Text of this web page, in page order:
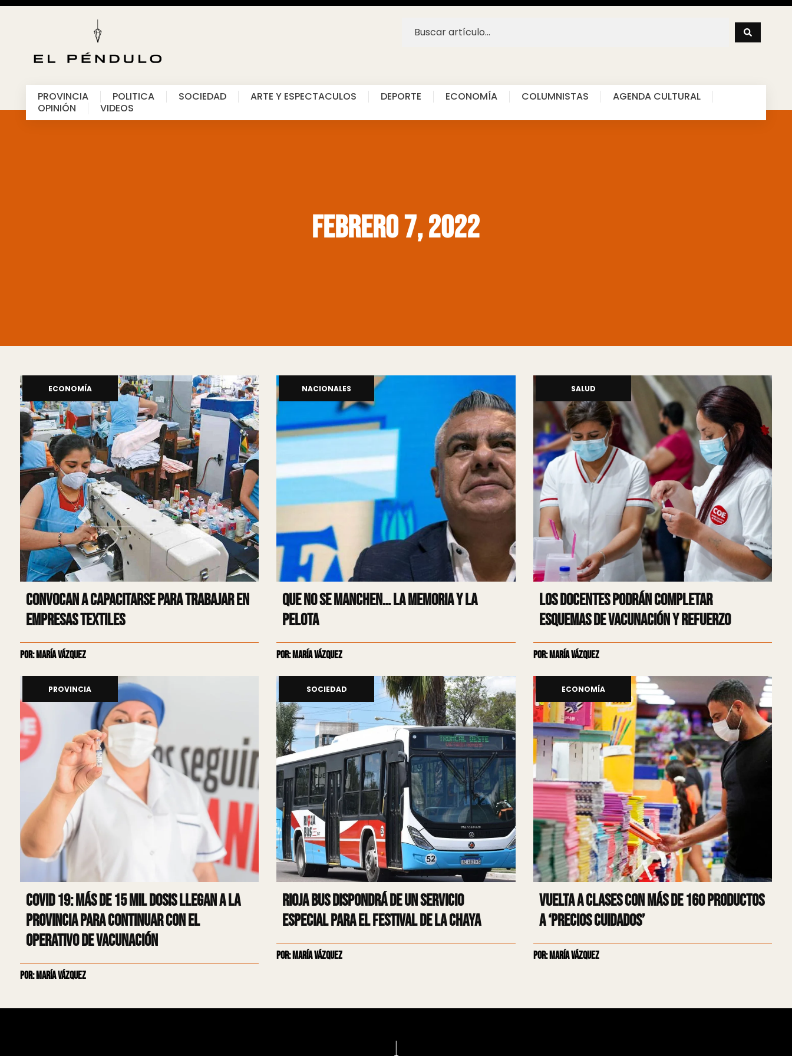
PROVINCIA POLITICA SOCIEDAD ARTE Y ESPECTACULOS DEPORTE ECONOMÍA COLUMNISTAS
AGENDA CULTURAL
OPINIÓN
VIDEOS
febrero 7, 2022
ECONOMÍA
Convocan a capacitarse para trabajar en
empresas textiles
Por: María Vázquez
NACIONALES
Que no se manchen… la memoria y la
pelota
Por: María Vázquez
SALUD
Los docentes podrán completar
esquemas de vacunación y refuerzo
Por: María Vázquez
PROVINCIA
Covid 19: Más de 15 mil dosis llegan a la
provincia para continuar con el
operativo de vacunación
Por: María Vázquez
SOCIEDAD
Rioja Bus dispondrá de un servicio
especial para el Festival de la Chaya
Por: María Vázquez
ECONOMÍA
Vuelta a clases con más de 160 productos
a ‘Precios Cuidados’
Por: María Vázquez